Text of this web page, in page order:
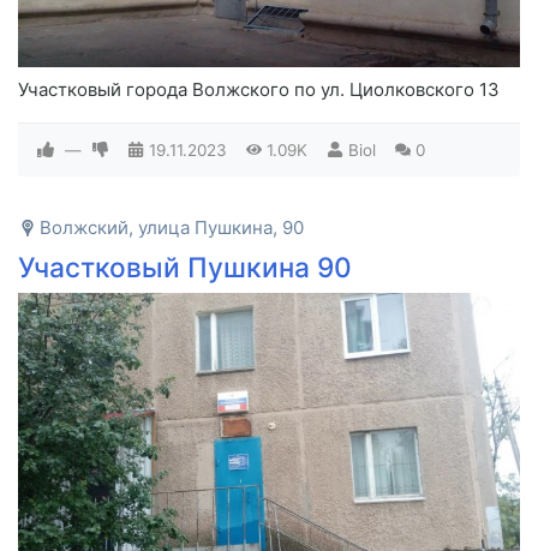
Участковый города Волжского по ул. Циолковского 13
— 19.11.2023 1.09K Biol 0
Волжский, улица Пушкина, 90
Участковый Пушкина 90